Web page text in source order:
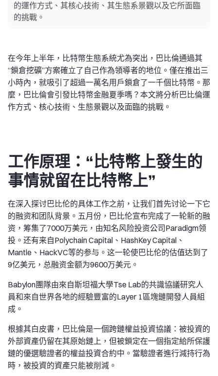
的運作方式、其核心技術、其生態系景觀以及它所面臨
的挑戰。
在今年上半年，比特幣生態系統尤為突出，巴比倫通過其
“鎖倉挖礦”方案確立了自己作為領導者的地位。僅在推出三
小時內，就吸引了超過一萬名用戶鎖倉了一千個比特幣。那
麼，巴比倫會引發比特幣金融夏季嗎？本文將分析巴比倫運
作方式、核心技術、生態景觀以及面臨的挑戰。
工作原理：“比特幣上發生的
事情就留在比特幣上”
在深入探讨巴比伦的具体工作之前，让我们首先讨论一下它
的融资和团队背景。五月份，巴比伦宣布完成了一轮新的融
资，筹集了7000万美元，由知名风险投资公司Paradigm领
投。还有来自Polychain Capital、HashKey Capital、
Mantle、HackVC等的参与。这一轮使巴比伦的估值达到了
9亿美元，总融资金额为9600万美元。
Babylon團隊由來自斯坦福大學Tse Lab的共識協議研究人
員和來自世界各地的經驗豐富的Layer 1區塊鏈開發人員組
成。
根據其白皮書，巴比倫是一個跨鏈權益投資協議：被投資的
外部資產仍留在其原始鏈上，但被鎖定在一個指定給所保護
鏈的優選驗證者的權益投資合約中。當驗證者進行減持行為
時，被投資的資產只能被削減。